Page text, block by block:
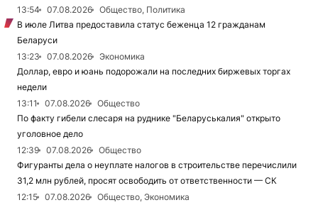
13:54
07.08.2026
Общество, Политика
В июле Литва предоставила статус беженца 12 гражданам
Беларуси
13:23
07.08.2026
Экономика
Доллар, евро и юань подорожали на последних биржевых торгах
недели
13:11
07.08.2026
Общество
По факту гибели слесаря на руднике "Беларуськалия" открыто
уголовное дело
12:39
07.08.2026
Общество
Фигуранты дела о неуплате налогов в строительстве перечислили
31,2 млн рублей, просят освободить от ответственности — СК
12:15
07.08.2026
Общество, Экономика